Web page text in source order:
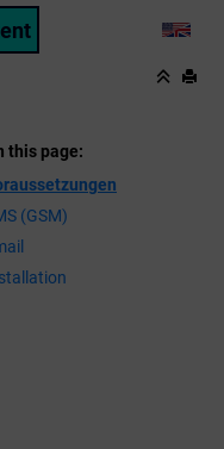
LANG
this page
(GSM)